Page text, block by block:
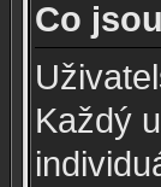
Co
Každý